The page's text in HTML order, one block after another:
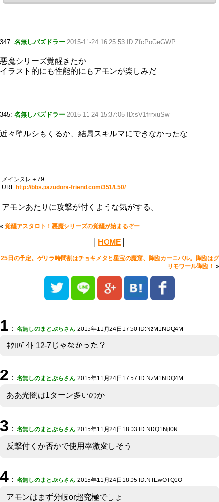
347: 名無しパズドラー 2015-11-24 16:25:53 ID:ZfcPoGeGWP
悪魔シリーズ覚醒きたか
イラスト的にも性能的にもアモンが楽しみだ
345: 名無しパズドラー 2015-11-24 15:37:05 ID:sV1frnxuSw
近々堕ルシもくるか、結局スキルマにできなかったな
メインスレ＋79
URL:http://bbs.pazudora-friend.com/351/L50/
アモンあたりに攻撃が付くような気がする。
« 覚醒アスタロト！悪魔シリーズの覚醒が始まるぞー
HOME
25日の予定。ゲリラ時間割はチョキメタと星宝の魔窟、降臨カーニバル。降臨はグ
リモワール降臨！ »
1 ： 名無しのまとぷらさん 2015年11月24日17:50 ID:NzM1NDQ4M
ﾈｸﾛﾊﾞｲﾄ 12-7じゃなかった？
2 ： 名無しのまとぷらさん 2015年11月24日17:57 ID:NzM1NDQ4M
ああ光闇は1ターン多いのか
3 ： 名無しのまとぷらさん 2015年11月24日18:03 ID:NDQ1NjI0N
反撃付くか否かで使用率激変しそう
4 ： 名無しのまとぷらさん 2015年11月24日18:05 ID:NTEwOTQ1O
アモンはまず分岐or超究極でしょ